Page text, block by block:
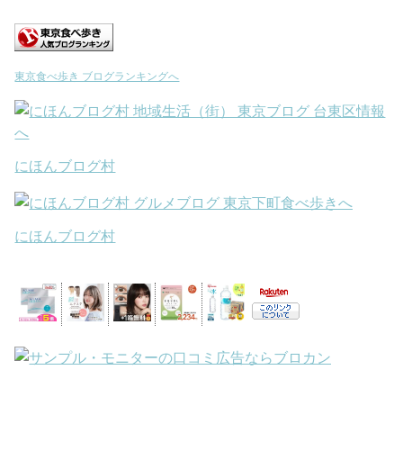
東京食べ歩き ブログランキングへ
にほんブログ村
にほんブログ村